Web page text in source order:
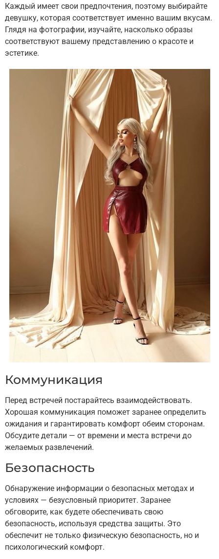
Каждый имеет свои предпочтения, поэтому выбирайте
девушку, которая соответствует именно вашим вкусам.
Глядя на фотографии, изучайте, насколько образы
соответствуют вашему представлению о красоте и
эстетике.
Коммуникация
Перед встречей постарайтесь взаимодействовать.
Хорошая коммуникация поможет заранее определить
ожидания и гарантировать комфорт обеим сторонам.
Обсудите детали — от времени и места встречи до
желаемых развлечений.
Безопасность
Обнаружение информации о безопасных методах и
условиях — безусловный приоритет. Заранее
обговорите, как будете обеспечивать свою
безопасность, используя средства защиты. Это
обеспечит не только физическую безопасность, но и
психологический комфорт.